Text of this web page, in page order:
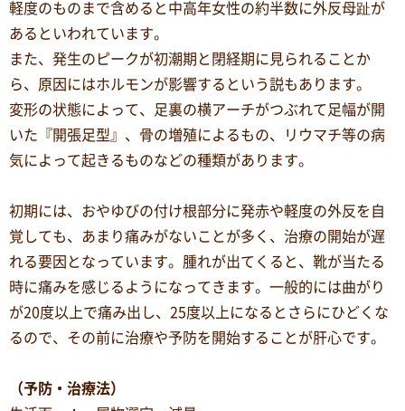
軽度のものまで含めると中高年女性の約半数に外反母趾が
あるといわれています。
また、発生のピークが初潮期と閉経期に見られることか
ら、原因にはホルモンが影響するという説もあります。
変形の状態によって、足裏の横アーチがつぶれて足幅が開
いた『開張足型』、骨の増殖によるもの、リウマチ等の病
気によって起きるものなどの種類があります。
初期には、おやゆびの付け根部分に発赤や軽度の外反を自
覚しても、あまり痛みがないことが多く、治療の開始が遅
れる要因となっています。腫れが出てくると、靴が当たる
時に痛みを感じるようになってきます。一般的には曲がり
が20度以上で痛み出し、25度以上になるとさらにひどくな
るので、その前に治療や予防を開始することが肝心です。
（予防・治療法）